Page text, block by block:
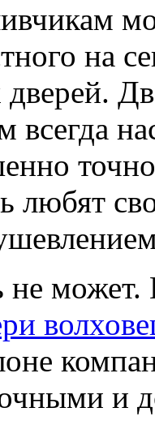
на
всегда
любят
может.
и